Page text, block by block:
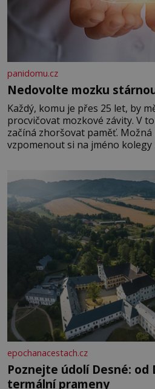
panidomu.cz
Nedovolte mozku
Každý, komu je přes 25 let, by
procvičovat mozkové závity. V
začíná zhoršovat paměť.
vzpomenout si na jméno kolegy
Je to opravdu tak, s věkem jako
rozhodla stávkovat. Cvičte
epochanacestach.cz
Poznejte údolí Desné:
termální prameny